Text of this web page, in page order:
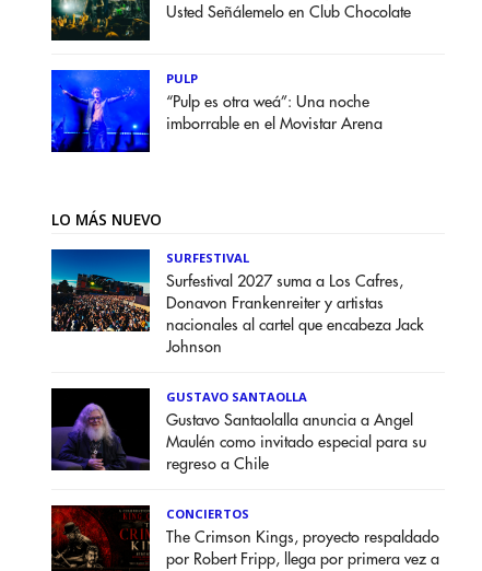
Usted Señálemelo en Club Chocolate
PULP
“Pulp es otra weá”: Una noche
imborrable en el Movistar Arena
LO MÁS NUEVO
SURFESTIVAL
Surfestival 2027 suma a Los Cafres,
Donavon Frankenreiter y artistas
nacionales al cartel que encabeza Jack
Johnson
GUSTAVO SANTAOLLA
Gustavo Santaolalla anuncia a Angel
Maulén como invitado especial para su
regreso a Chile
CONCIERTOS
The Crimson Kings, proyecto respaldado
por Robert Fripp, llega por primera vez a